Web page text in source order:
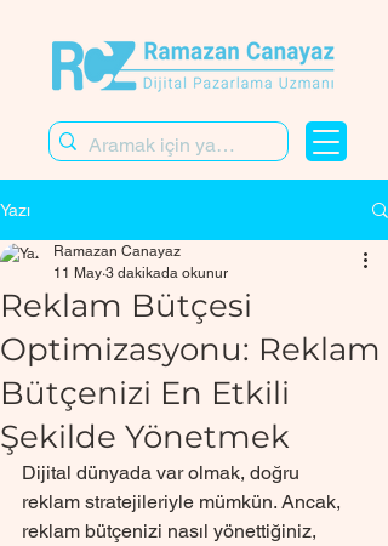
Yazı
Reklam Bütçesi
Optimizasyonu: Reklam
Bütçenizi En Etkili
Şekilde Yönetmek
Ramazan Canayaz
11 May 3 dakikada okunur
Dijital dünyada var olmak, doğru
reklam stratejileriyle mümkün. Ancak,
reklam bütçenizi nasıl yönettiğiniz,